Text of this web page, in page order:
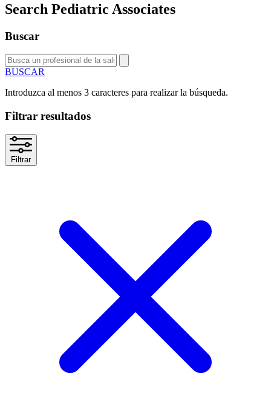
Search Pediatric Associates
Buscar
BUSCAR
Introduzca al menos 3 caracteres para realizar la búsqueda.
Filtrar resultados
Filtrar